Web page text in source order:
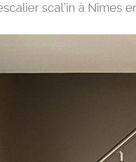
scal’in à Nîmes